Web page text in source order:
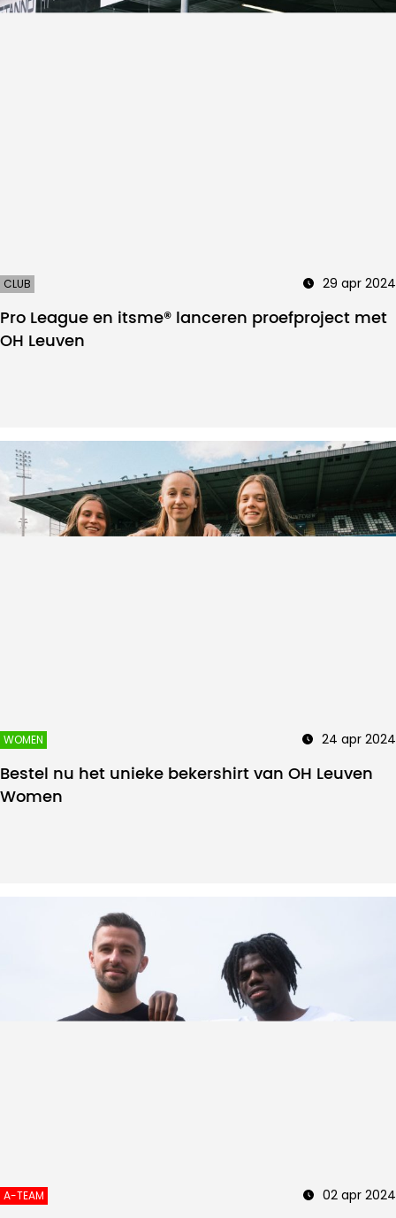
CLUB 29 apr 2024
Pro League en itsme® lanceren proefproject met
OH Leuven
WOMEN 24 apr 2024
Bestel nu het unieke bekershirt van OH Leuven
Women
A-TEAM 02 apr 2024